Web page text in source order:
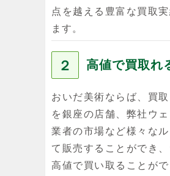
点を越える豊富な買取
ます。
２ 高値で買取れ
おいだ美術ならば、買
を銀座の店舗、弊社ウェ
業者の市場など様々な
て販売することができ
高値で買い取ることが